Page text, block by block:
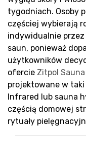
tygodniach. Osoby
częściej wybierają
indywidualnie
saun, ponieważ
użytkowników
ofercie Zitpol Sauna
projektowane w taki
Infrared lub sauna
częścią domowej
rytuały